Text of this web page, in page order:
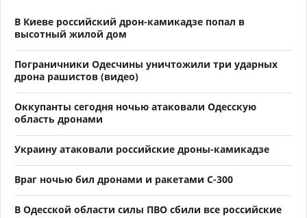
В Киеве российский дрон-камикадзе попал в
высотный жилой дом
Пограничники Одесчины уничтожили три ударных
дрона рашистов (видео)
Оккупанты сегодня ночью атаковали Одесскую
область дронами
Украину атаковали российские дроны-камикадзе
Враг ночью бил дронами и ракетами С-300
В Одесской области силы ПВО сбили все российские